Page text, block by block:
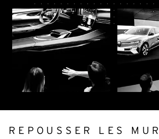
REPOUSSER LES
Français Anglais
E-mail*
Alternative: